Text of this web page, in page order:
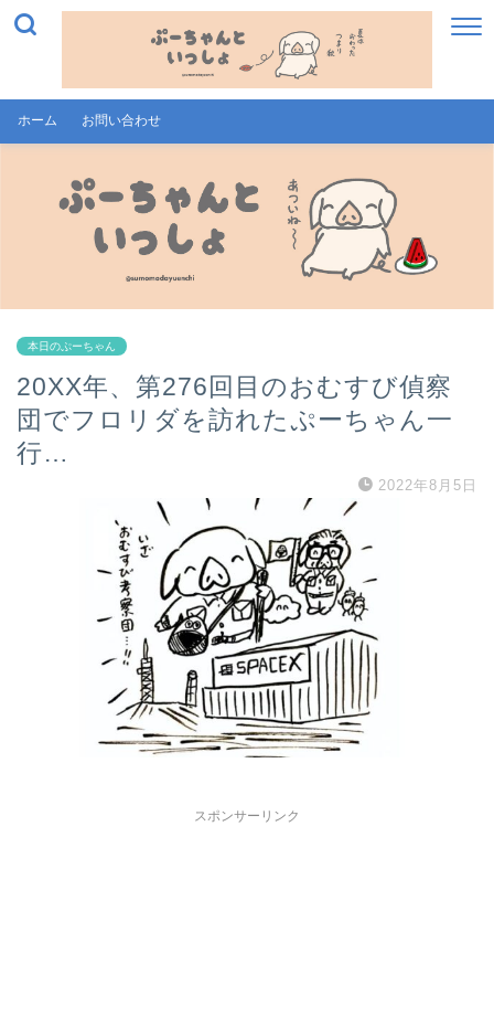
ホーム お問い合わせ
本日のぷーちゃん
20XX年、第276回目のおむすび偵察
団でフロリダを訪れたぷーちゃん一
行…
2022年8月5日
スポンサーリンク